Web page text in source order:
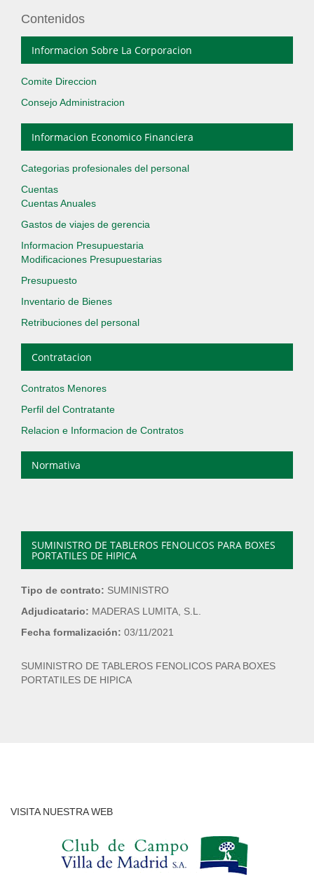
Contenidos
Informacion Sobre La Corporacion
Comite Direccion
Consejo Administracion
Informacion Economico Financiera
Categorias profesionales del personal
Cuentas
Cuentas Anuales
Gastos de viajes de gerencia
Informacion Presupuestaria
Modificaciones Presupuestarias
Presupuesto
Inventario de Bienes
Retribuciones del personal
Contratacion
Contratos Menores
Perfil del Contratante
Relacion e Informacion de Contratos
Normativa
SUMINISTRO DE TABLEROS FENOLICOS PARA BOXES
PORTATILES DE HIPICA
Tipo de contrato: SUMINISTRO
Adjudicatario: MADERAS LUMITA, S.L.
Fecha formalización: 03/11/2021
SUMINISTRO DE TABLEROS FENOLICOS PARA BOXES
PORTATILES DE HIPICA
VISITA NUESTRA WEB